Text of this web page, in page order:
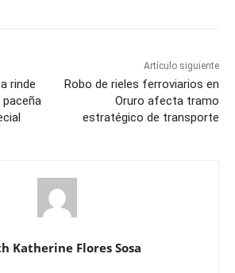
rinde
paceña
Artículo siguiente
Robo de rieles ferroviarios en
Oruro afecta tramo
estratégico de transporte
Katherine Flores Sosa